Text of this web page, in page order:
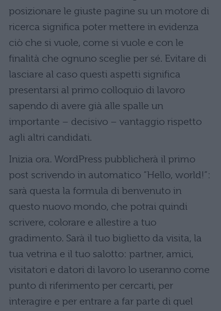
posizionare le giuste pagine su un motore di
ricerca significa poter mettere in evidenza
ciò che si vuole, come si vuole e con le
finalità che ognuno sceglie per sé. Evitare di
lasciare al caso questi aspetti significa
presentarsi al primo colloquio di lavoro
sapendo di avere già alle spalle un
importante – decisivo – vantaggio rispetto
agli altri candidati.
Inizia ora. WordPress pubblicherà il primo
post scrivendo in automatico “Hello, world!”:
sarà questa la formula di benvenuto in
questo nuovo mondo, che potrai quindi
scrivere, colorare e allestire a tuo
gradimento. Sarà il tuo biglietto da visita, la
tua vetrina e il tuo salotto: partner, amici,
visitatori e datori di lavoro lo useranno come
punto di riferimento per cercarti, per
interagire e per entrare a far parte di quel